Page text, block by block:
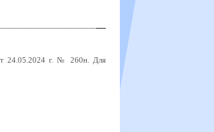
24.05.2024 г. № 260н. Для